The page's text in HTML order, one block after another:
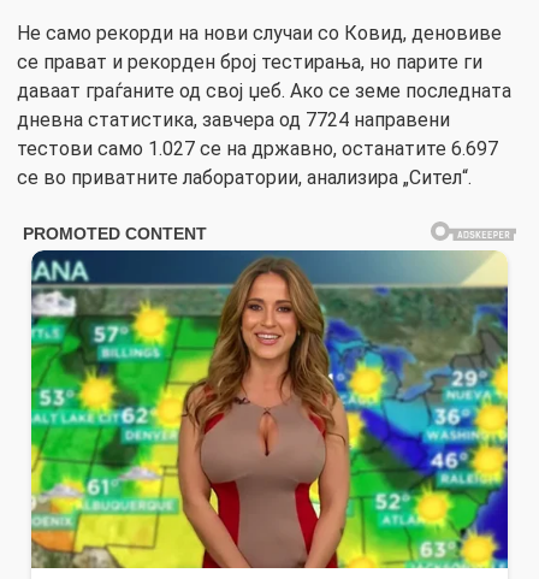
Не само рекорди на нови случаи со Ковид, деновиве
се прават и рекорден број тестирања, но парите ги
даваат граѓаните од свој џеб. Ако се земе последната
дневна статистика, завчера од 7724 направени
тестови само 1.027 се на државно, останатите 6.697
се во приватните лаборатории, анализира „Сител“.